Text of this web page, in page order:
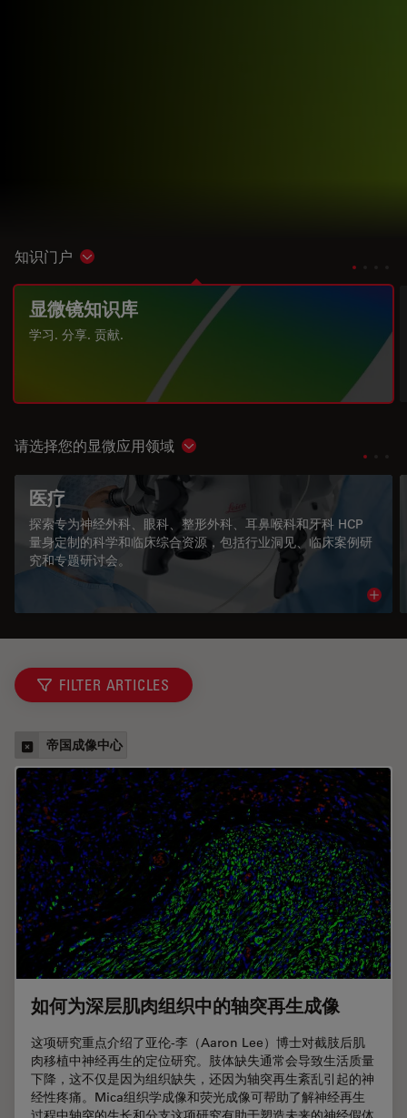
知识门户 Show subnavigation
显微镜知识库
学习. 分享. 贡献.
请选择您的显微应用领域 Show subnavigation
医疗
探索专为神经外科、眼科、整形外科、耳鼻喉科和牙科 HCP
量身定制的科学和临床综合资源，包括行业洞见、临床案例研
究和专题研讨会。
FILTER ARTICLES
帝国成像中心
如何为深层肌肉组织中的轴突再生成像
这项研究重点介绍了亚伦-李（Aaron Lee）博士对截肢后肌
肉移植中神经再生的定位研究。肢体缺失通常会导致生活质量
下降，这不仅是因为组织缺失，还因为轴突再生紊乱引起的神
经性疼痛。Mica组织学成像和荧光成像可帮助了解神经再生